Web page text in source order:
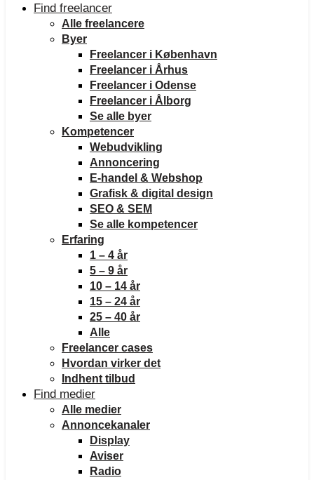
Find freelancer
Alle freelancere
Byer
Freelancer i København
Freelancer i Århus
Freelancer i Odense
Freelancer i Ålborg
Se alle byer
Kompetencer
Webudvikling
Annoncering
E-handel & Webshop
Grafisk & digital design
SEO & SEM
Se alle kompetencer
Erfaring
1 – 4 år
5 – 9 år
10 – 14 år
15 – 24 år
25 – 40 år
Alle
Freelancer cases
Hvordan virker det
Indhent tilbud
Find medier
Alle medier
Annoncekanaler
Display
Aviser
Radio